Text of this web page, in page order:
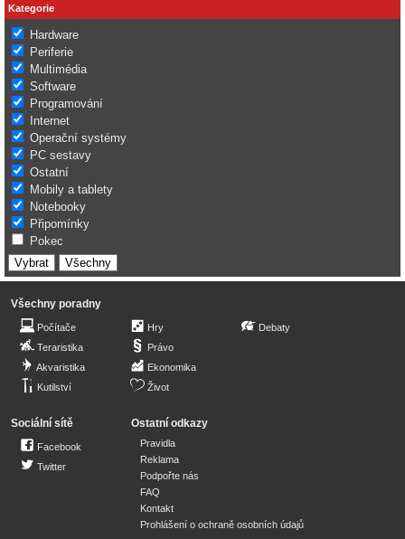
Kategorie
Hardware
Periferie
Multimédia
Software
Programování
Internet
Operační systémy
PC sestavy
Ostatní
Mobily a tablety
Notebooky
Připomínky
Pokec
Všechny poradny
Počítače
Teraristika
Akvaristika
Kutilství
Hry
Právo
Ekonomika
Život
Debaty
Sociální sítě
Facebook
Twitter
Ostatní odkazy
Pravidla
Reklama
Podpořte nás
FAQ
Kontakt
Prohlášení o ochraně osobních údajů